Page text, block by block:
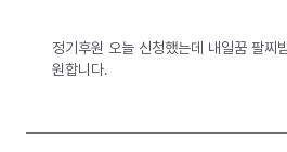
정기후원 오늘 신청했는데 내일꿈 팔찌
원합니다.